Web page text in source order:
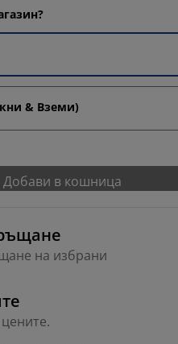
& Вземи)
Добави в кошница
на избрани